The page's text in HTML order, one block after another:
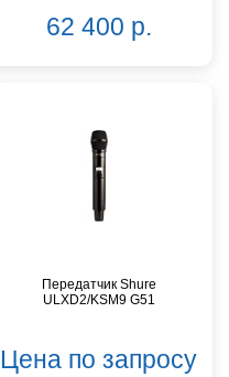
62 400 р.
Передатчик Shure
ULXD2/KSM9 G51
Цена по запросу